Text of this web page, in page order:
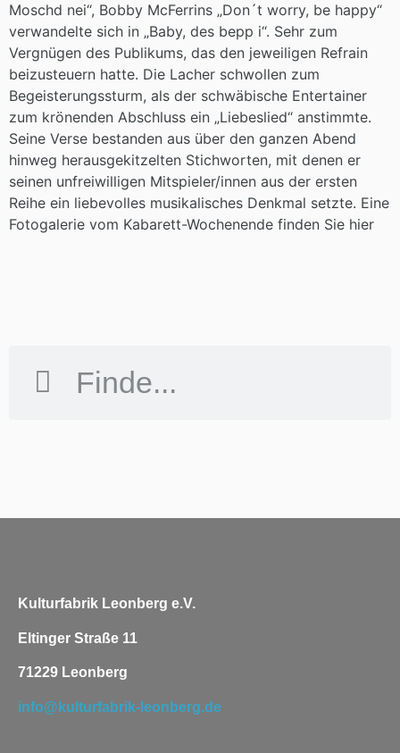
Moschd nei“, Bobby McFerrins „Don´t worry, be happy“
verwandelte sich in „Baby, des bepp i“. Sehr zum
Vergnügen des Publikums, das den jeweiligen Refrain
beizusteuern hatte. Die Lacher schwollen zum
Begeisterungssturm, als der schwäbische Entertainer
zum krönenden Abschluss ein „Liebeslied“ anstimmte.
Seine Verse bestanden aus über den ganzen Abend
hinweg herausgekitzelten Stichworten, mit denen er
seinen unfreiwilligen Mitspieler/innen aus der ersten
Reihe ein liebevolles musikalisches Denkmal setzte. Eine
Fotogalerie vom Kabarett-Wochenende finden Sie hier
Kulturfabrik Leonberg e.V.
Eltinger Straße 11
71229 Leonberg
info@kulturfabrik-leonberg.de